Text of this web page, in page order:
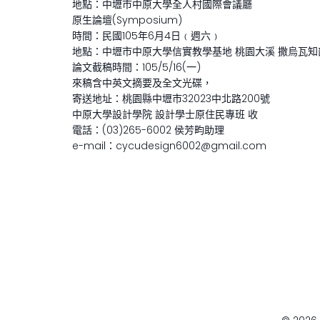
地點：中壢市中原大學全人村國際會議廳
原生論壇(Symposium)
時間：民國105年6月4日﹙週六﹚
地點：中壢市中原大學信實教學基地 桃園大溪 撒烏瓦
論文截稿時間：105/5/16(一)
來稿含中英文摘要及全文光碟，
寄送地址：桃園縣中壢市32023中北路200號
中原大學設計學院 設計學士原住民專班 收
電話：(03)265-6002 侯芳畇助理
e-mail：cycudesign6002@gmail.com